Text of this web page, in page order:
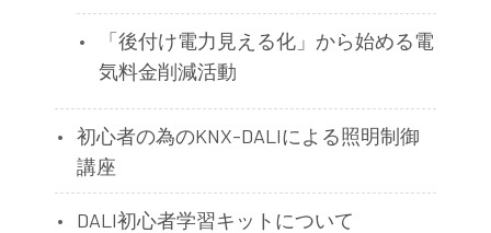
「後付け電力見える化」から始める電
気料金削減活動
初心者の為のKNX-DALIによる照明制御
講座
DALI初心者学習キットについて